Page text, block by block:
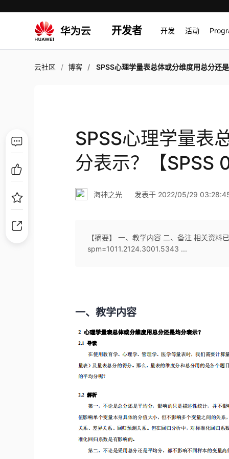
开发者 开发 活动
云社区 博客 SPSS心理学量表总体或分维度用总分还是均分表示？【SPSS 061
SPSS心理学量表
分表示？【SPSS
海神之光 发表于 2022/05/29
【摘要】 一、教学内容 二、备注 相关资
spm=1011.2124.3001.5343 ...
一、教学内容